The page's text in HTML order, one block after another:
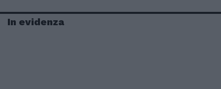
In evidenza